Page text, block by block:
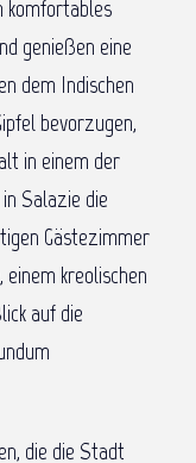
komfortables
genießen eine
dem Indischen
bevorzugen,
in einem der
Salazie die
Gästezimmer
kreolischen
auf die
die die Stadt